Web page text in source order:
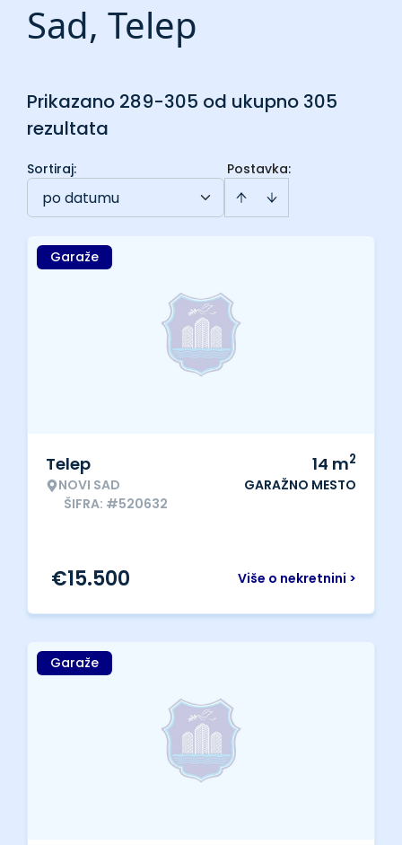
Sad, Telep
Prikazano 289-305 od ukupno 305
rezultata
Postavka:
Sortiraj:
po datumu
Garaže
Telep
NOVI SAD
ŠIFRA: #520632
14 m2
GARAŽNO MESTO
Više o nekretnini >
€15.500
Garaže